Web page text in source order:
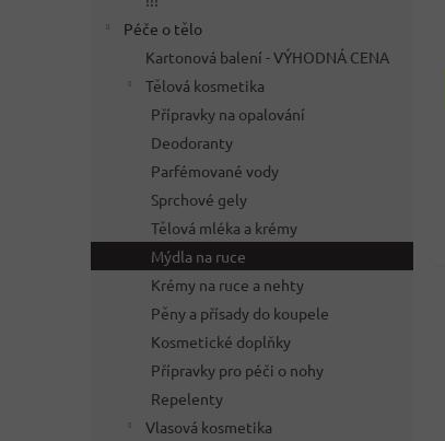
Péče o tělo
Kartonová balení - VÝHODNÁ CENA
Tělová kosmetika
Přípravky na opalování
Deodoranty
Parfémované vody
Sprchové gely
Tělová mléka a krémy
Mýdla na ruce
Krémy na ruce a nehty
Pěny a přísady do koupele
Kosmetické doplňky
Přípravky pro péči o nohy
Repelenty
Vlasová kosmetika